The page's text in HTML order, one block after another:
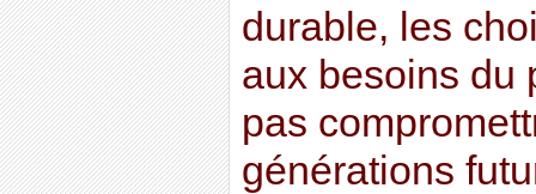
durable, les
aux besoins du
pas
générations